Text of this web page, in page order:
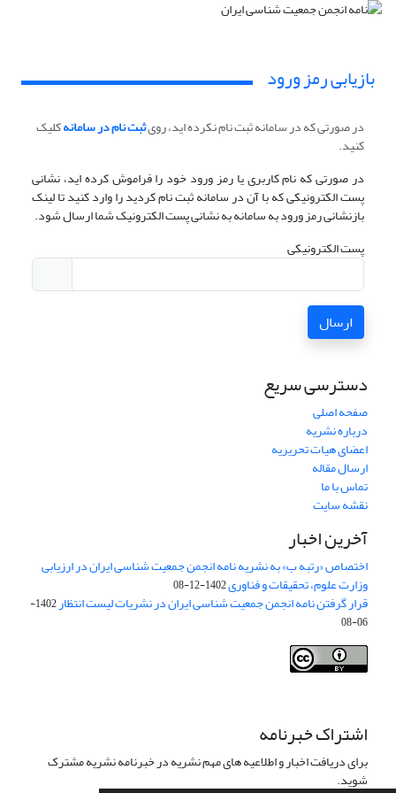
بازیابی رمز ورود
در صورتی که در سامانه ثبت نام نکرده اید، رویثبت نام در سامانهکلیک
کنید.
در صورتی که نام کاربری یا رمز ورود خود را فراموش کرده اید، نشانی
پست الکترونیکی که با آن در سامانه ثبت نام کردید را وارد کنید تا لینک
بازنشانی رمز ورود به سامانه به نشانی پست الکترونیک شما ارسال شود.
پست الکترونیکی
ارسال
دسترسی سریع
صفحه اصلی
درباره نشریه
اعضای هیات تحریریه
ارسال مقاله
تماس با ما
نقشه سایت
آخرین اخبار
اختصاص «رتبه ب» به نشریه نامه انجمن جمعیت شناسی ایران در ارزیابی
وزارت علوم، تحقیقات و فناوری1402-12-08
قرار گرفتن نامه انجمن جمعیت شناسی ایران در نشریات لیست انتظار
1402-
06-08
اشتراک خبرنامه
برای دریافت اخبار و اطلاعیه های مهم نشریه در خبرنامه نشریه مشترک
شوید.